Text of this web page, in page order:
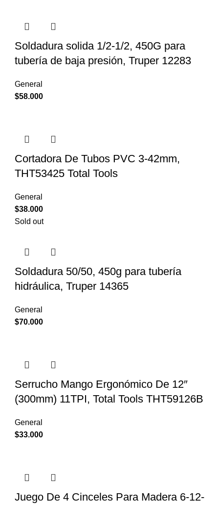
Soldadura solida 1/2-1/2, 450G para
tubería de baja presión, Truper 12283
General
$58.000
Cortadora De Tubos PVC 3-42mm,
THT53425 Total Tools
General
$38.000
Sold out
Soldadura 50/50, 450g para tubería
hidráulica, Truper 14365
General
$70.000
Serrucho Mango Ergonómico De 12″
(300mm) 11TPI, Total Tools THT59126B
General
$33.000
Juego De 4 Cinceles Para Madera 6-12-